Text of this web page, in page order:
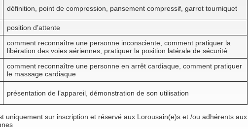
définition, point de compression, pansement compressif, garrot tourniquet
position d’attente
comment reconnaître une personne inconsciente, comment pratiquer la
libération des voies aériennes, pratiquer la position latérale de sécurité
comment reconnaître une personne en arrêt cardiaque, comment pratiquer
le massage cardiaque
présentation de l’appareil, démonstration de son utilisation
uniquement sur inscription et réservé aux Lorousain(e)s et /ou adhérents aux